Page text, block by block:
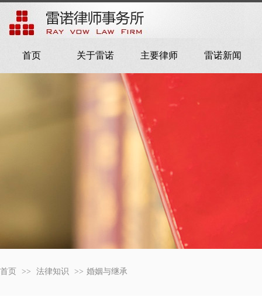
首页 关于雷诺 主要律师 雷诺新闻
首页 >> 法律知识 >> 婚姻与继承